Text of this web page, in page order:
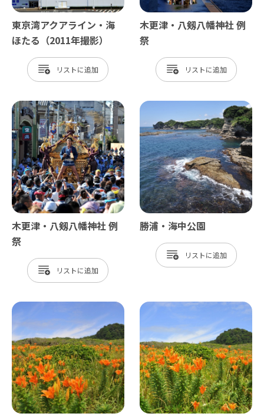
東京湾アクアライン・海
ほたる（2011年撮影）
リスト
木更津・八剱八幡神社 例
祭
リスト
木更津・八剱八幡神社 例
祭
リスト
勝浦・海中公園
リスト